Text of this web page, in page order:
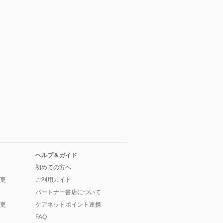
ヘルプ＆ガイド
初めての方へ
ご利用ガイド
パートナー書店について
ケアネットポイント連携
FAQ